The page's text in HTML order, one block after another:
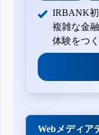
IRBANK初
複雑な金
体験をつ
Webメディア